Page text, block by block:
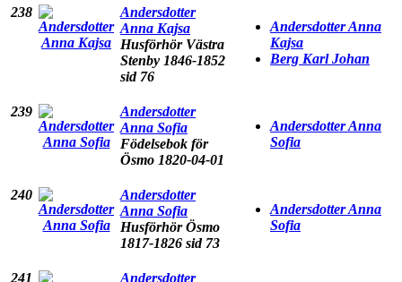
238
Andersdotter
Anna Kajsa
Husförhör Västra
Stenby 1846-1852
sid 76
Andersdotter Anna
Kajsa
Berg Karl Johan
239
Andersdotter
Anna Sofia
Födelsebok för
Ösmo 1820-04-01
Andersdotter Anna
Sofia
240
Andersdotter
Anna Sofia
Husförhör Ösmo
1817-1826 sid 73
Andersdotter Anna
Sofia
241
Andersdotter